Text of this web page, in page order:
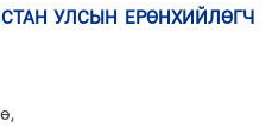
УЛСЫН ЕРӨНХИЙЛӨГЧ